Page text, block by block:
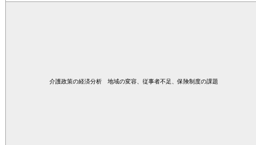
介護政策の経済分析 地域の変容、従事者不足、保険制度の課題